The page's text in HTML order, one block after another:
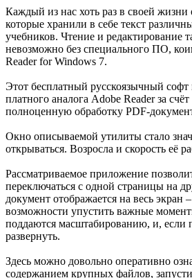
Каждый из нас хоть раз в своей
которые хранили в себе текст
учебников. Чтение и редактирование
невозможно без специального ПО,
Reader for Windows 7.
Этот бесплатный русскоязычный софт
платного аналога Adobe Reader за
полноценную обработку PDF-
Окно описываемой утилиты стало
открываться. Возросла и скорость её
Рассматриваемое приложение
переключаться с одной страницы на
документ отображается на весь экран
возможности упустить важные
поддаются масштабированию, и, если
развернуть.
Здесь можно довольно оперативно
содержанием крупных файлов,